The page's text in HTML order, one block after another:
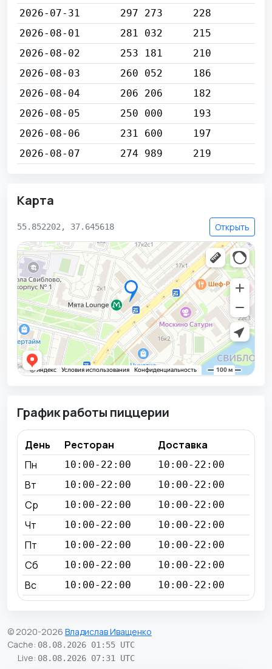
2026-07-31
297 273
228
2026-08-01
281 032
215
2026-08-02
253 181
210
2026-08-03
260 052
186
2026-08-04
206 206
182
2026-08-05
250 000
193
2026-08-06
231 600
197
2026-08-07
274 989 219
Карта
55.852202, 37.645618 Открыть
График работы пиццерии
День Ресторан
Доставка
Пн
10:00-22:00 10:00-22:00
Вт 10:00-22:00 10:00-22:00
Ср 10:00-22:00 10:00-22:00
Чт 10:00-22:00 10:00-22:00
Пт 10:00-22:00 10:00-22:00
Сб 10:00-22:00 10:00-22:00
Вс 10:00-22:00 10:00-22:00
© 2020-2026 Владислав Иващенко
Cache: 08.08.2026 01:55 UTC
Live: 08.08.2026 07:31 UTC